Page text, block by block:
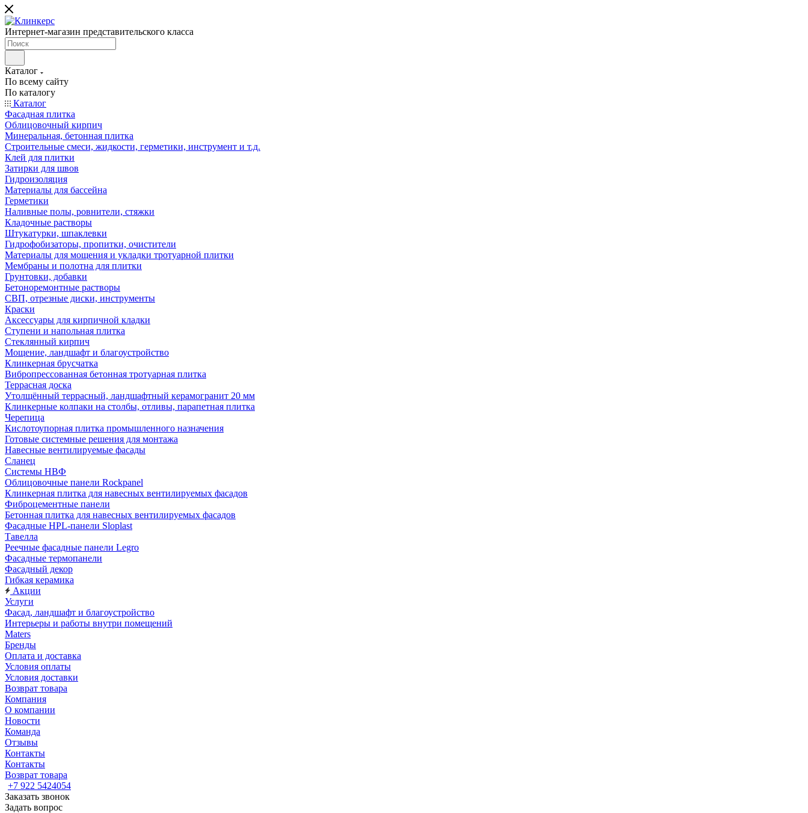
Интернет-магазин представительского класса
Каталог
По всему сайту
По каталогу
Каталог
Фасадная плитка
Облицовочный кирпич
Минеральная, бетонная плитка
Строительные смеси, жидкости, герметики, инструмент и т.д.
Клей для плитки
Затирки для швов
Гидроизоляция
Материалы для бассейна
Герметики
Наливные полы, ровнители, стяжки
Кладочные растворы
Штукатурки, шпаклевки
Гидрофобизаторы, пропитки, очистители
Материалы для мощения и укладки тротуарной плитки
Мембраны и полотна для плитки
Грунтовки, добавки
Бетоноремонтные растворы
СВП, отрезные диски, инструменты
Краски
Аксессуары для кирпичной кладки
Ступени и напольная плитка
Cтеклянный кирпич
Мощение, ландшафт и благоустройство
Клинкерная брусчатка
Вибропрессованная бетонная тротуарная плитка
Террасная доска
Утолщённый террасный, ландшафтный керамогранит 20 мм
Клинкерные колпаки на столбы, отливы, парапетная плитка
Черепица
Кислотоупорная плитка промышленного назначения
Готовые системные решения для монтажа
Навесные вентилируемые фасады
Сланец
Системы НВФ
Облицовочные панели Rockpanel
Клинкерная плитка для навесных вентилируемых фасадов
Фиброцементные панели
Бетонная плитка для навесных вентилируемых фасадов
Фасадные HPL-панели Sloplast
Тавелла
Реечные фасадные панели Legro
Фасадные термопанели
Фасадный декор
Гибкая керамика
Акции
Услуги
Фасад, ландшафт и благоустройство
Интерьеры и работы внутри помещений
Maters
Бренды
Оплата и доставка
Условия оплаты
Условия доставки
Возврат товара
Компания
О компании
Новости
Команда
Отзывы
Контакты
Контакты
Возврат товара
+7 922 5424054
Заказать звонок
Задать вопрос